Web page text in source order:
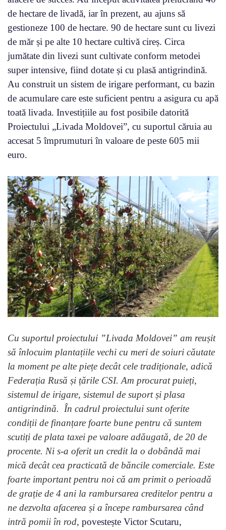
de hectare de livadă, iar în prezent, au ajuns să
gestioneze 100 de hectare. 90 de hectare sunt cu livezi
de măr și pe alte 10 hectare cultivă cireș. Circa
jumătate din livezi sunt cultivate conform metodei
super intensive, fiind dotate și cu plasă antigrindină.
Au construit un sistem de irigare performant, cu bazin
de acumulare care este suficient pentru a asigura cu apă
toată livada. Investițiile au fost posibile datorită
Proiectului „Livada Moldovei”, cu suportul căruia au
accesat 5 împrumuturi în valoare de peste 605 mii
euro.
Cu suportul proiectului ”Livada Moldovei” am reușit
să înlocuim plantațiile vechi cu meri de soiuri căutate
la moment pe alte piețe decât cele tradiționale, adică
Federația Rusă și țările CSI. Am procurat puieți,
sistemul de irigare, sistemul de suport și plasa
antigrindină. În cadrul proiectului sunt oferite
condiții de finanțare foarte bune pentru că suntem
scutiți de plata taxei pe valoare adăugată, de 20 de
procente. Ni s-a oferit un credit la o dobândă mai
mică decât cea practicată de băncile comerciale. Este
foarte important pentru noi că am primit o perioadă
de grație de 4 ani la rambursarea creditelor pentru a
ne dezvolta afacerea și a începe rambursarea când
intră pomii în rod, povestește Victor Scutaru,